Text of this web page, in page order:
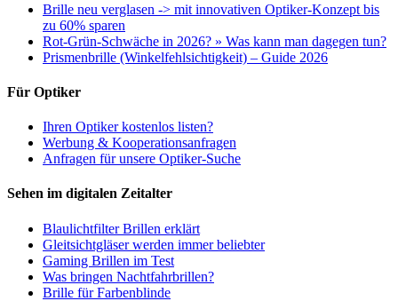
Brille neu verglasen -> mit innovativen Optiker-Konzept bis
zu 60% sparen
Rot-Grün-Schwäche in 2026? » Was kann man dagegen tun?
Prismenbrille (Winkelfehlsichtigkeit) – Guide 2026
Für Optiker
Ihren Optiker kostenlos listen?
Werbung & Kooperationsanfragen
Anfragen für unsere Optiker-Suche
Sehen im digitalen Zeitalter
Blaulichtfilter Brillen erklärt
Gleitsichtgläser werden immer beliebter
Gaming Brillen im Test
Was bringen Nachtfahrbrillen?
Brille für Farbenblinde